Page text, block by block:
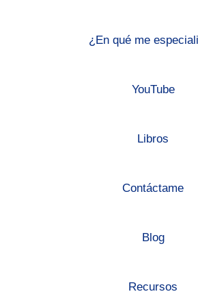
¿En qué me
YouTube
Libros
Contáctame
Blog
Recursos